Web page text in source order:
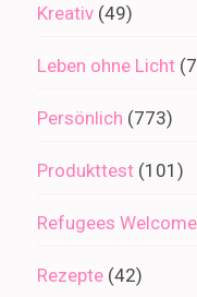
Kreativ (49)
Leben ohne Licht
Persönlich (773)
Produkttest (101)
Refugees Welcome
Rezepte (42)